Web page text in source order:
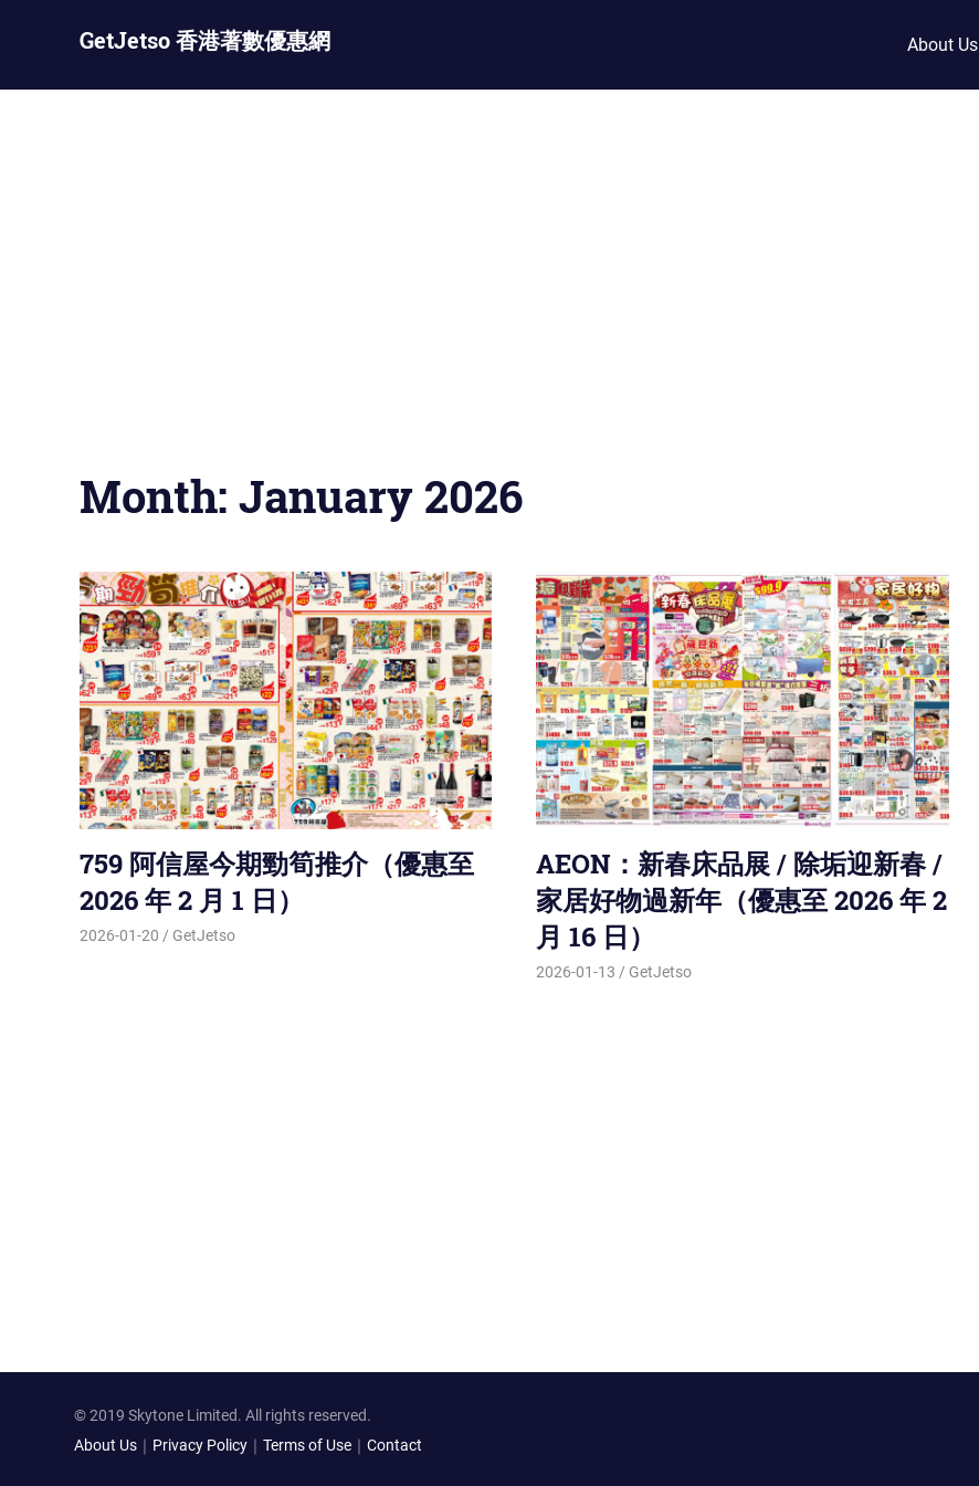
GetJetso 香港著數優惠網
新
About Us
Month: January 2026
759 阿信屋今期勁筍推介（優惠至
2026 年 2 月 1 日）
2026-01-20 GetJetso
AEON：新春床品展 / 除垢迎新春 /
家居好物過新年（優惠至 2026 年 2
月 16 日）
2026-01-13 GetJetso
© 2019 Skytone Limited. All rights reserved.
About Us ｜ Privacy Policy ｜ Terms of Use ｜ Contact